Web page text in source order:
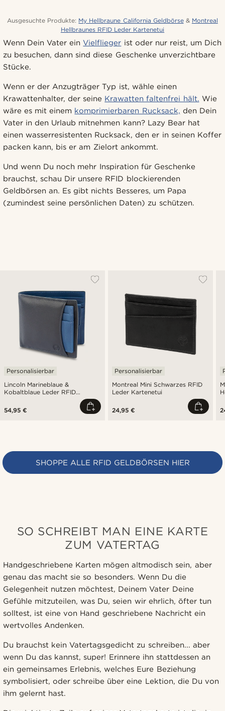
Ausgesuchte Produkte: My Hellbraune California Geldbörse& Montreal
Hellbraunes RFID Leder Kartenetui
Wenn Dein Vater einVielflieger ist oder nur reist, um Dich
zu besuchen, dann sind diese Geschenke unverzichtbare
Stücke.
Wenn er der Anzugträger Typ ist, wähle einen
Krawattenhalter, der seine Krawatten faltenfrei hält. Wie
wäre es mit einem komprimierbaren Rucksack, den Dein
Vater in den Urlaub mitnehmen kann? Lazy Bear hat
einen wasserresistenten Rucksack, den er in seinen Koffer
packen kann, bis er am Zielort ankommt.
Und wenn Du noch mehr Inspiration für Geschenke
brauchst, schau Dir unsere RFID blockierenden
Geldbörsen an. Es gibt nichts Besseres, um Papa
(zumindest seine persönlichen Daten) zu schützen.
Lincoln Marineblaue &
Kobaltblaue Leder RFID
Personalisierbar
54,95 €
Montreal Mini Schwarzes RFID
Leder Kartenetui
Personalisierbar
24,95 €
SHOPPE ALLE RFID GELDBÖRSEN HIER
SO SCHREIBT MAN EINE KARTE
ZUM VATERTAG
Handgeschriebene Karten mögen altmodisch sein, aber
genau das macht sie so besonders. Wenn Du die
Gelegenheit nutzen möchtest, Deinem Vater Deine
Gefühle mitzuteilen, was Du, seien wir ehrlich, öfter tun
solltest, ist eine von Hand geschriebene Nachricht ein
wertvolles Andenken.
Du brauchst kein Vatertagsgedicht zu schreiben... aber
wenn Du das kannst, super! Erinnere ihn stattdessen an
ein gemeinsames Erlebnis, welches Eure Beziehung
symbolisiert, oder schreibe über eine Lektion, die Du von
ihm gelernt hast.